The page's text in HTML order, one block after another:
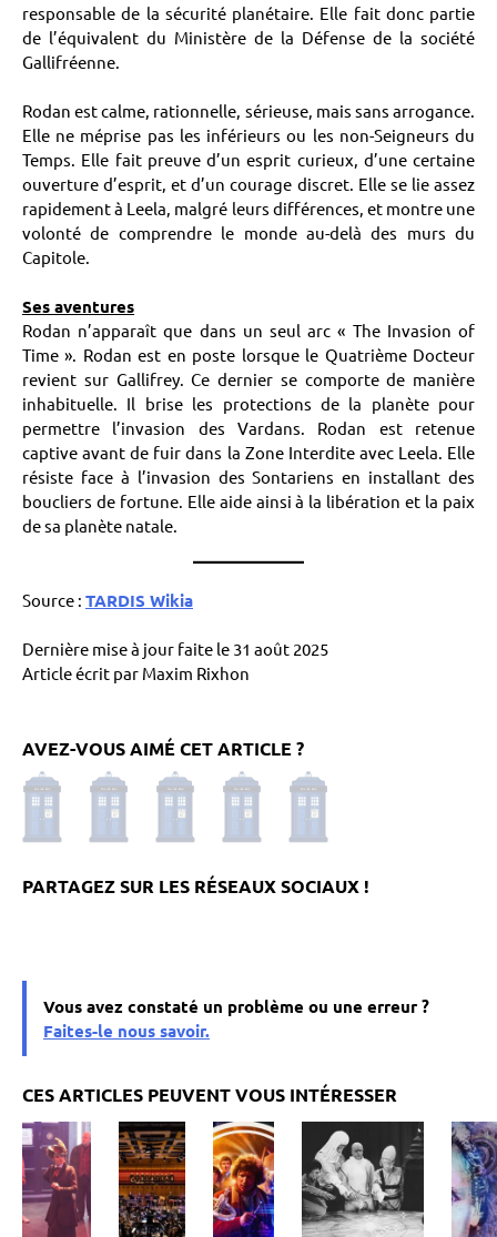
responsable de la sécurité planétaire. Elle fait donc partie
de l’équivalent du Ministère de la Défense de la société
Gallifréenne.
Rodan est calme, rationnelle, sérieuse, mais sans arrogance.
Elle ne méprise pas les inférieurs ou les non-Seigneurs du
Temps. Elle fait preuve d’un esprit curieux, d’une certaine
ouverture d’esprit, et d’un courage discret. Elle se lie assez
rapidement à Leela, malgré leurs différences, et montre une
volonté de comprendre le monde au-delà des murs du
Capitole.
Ses aventures
Rodan n’apparaît que dans un seul arc « The Invasion of
Time ». Rodan est en poste lorsque le Quatrième Docteur
revient sur Gallifrey. Ce dernier se comporte de manière
inhabituelle. Il brise les protections de la planète pour
permettre l’invasion des Vardans. Rodan est retenue
captive avant de fuir dans la Zone Interdite avec Leela. Elle
résiste face à l’invasion des Sontariens en installant des
boucliers de fortune. Elle aide ainsi à la libération et la paix
de sa planète natale.
Source : TARDIS Wikia
Dernière mise à jour faite le 31 août 2025
Article écrit par Maxim Rixhon
AVEZ-VOUS AIMÉ CET ARTICLE ?
Vous avez constaté un problème ou une erreur ?
Faites-le nous savoir.